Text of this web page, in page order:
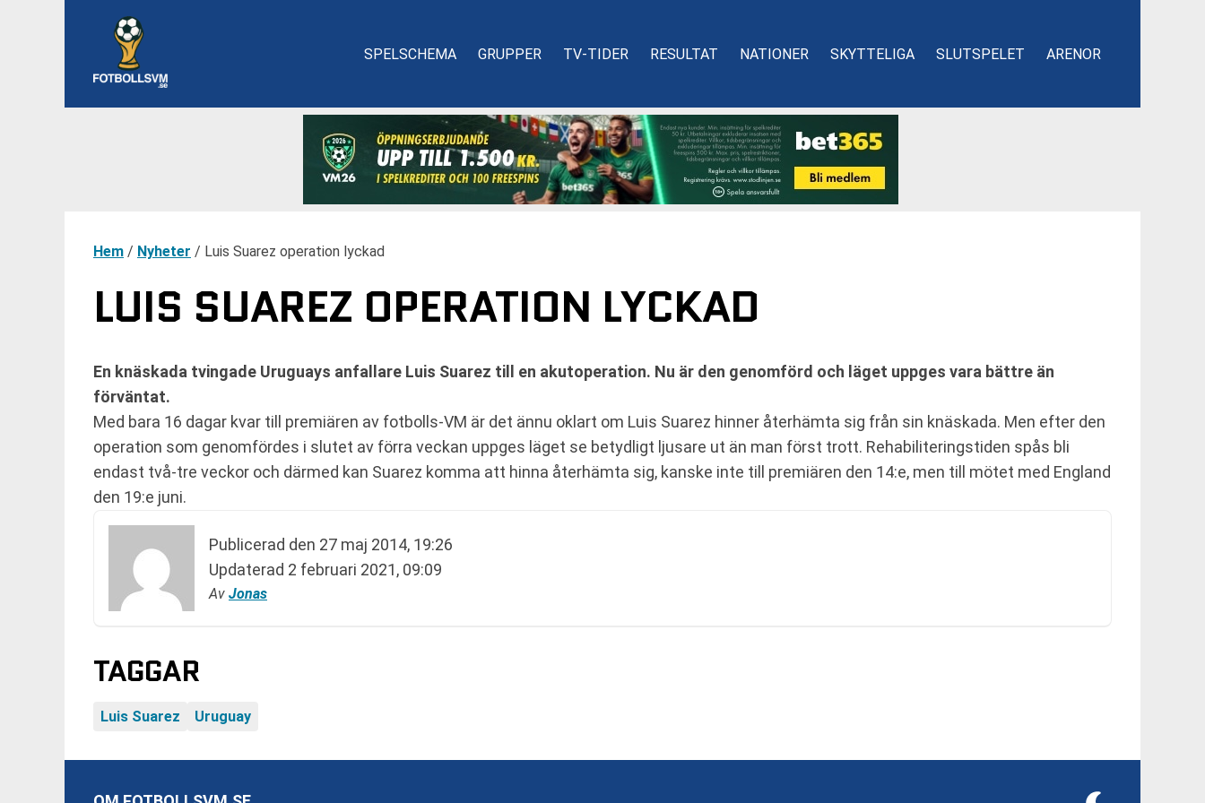
SPELSCHEMA GRUPPER TV-TIDER RESULTAT NATIONER SKYTTELIGA SLUTSPELET ARENOR
Hem / Nyheter / Luis Suarez operation lyckad
LUIS SUAREZ OPERATION LYCKAD
En knäskada tvingade Uruguays anfallare Luis Suarez till en akutoperation. Nu är den genomförd och läget uppges vara bättre än
förväntat.
Med bara 16 dagar kvar till premiären av fotbolls-VM är det ännu oklart om Luis Suarez hinner återhämta sig från sin knäskada. Men efter den
operation som genomfördes i slutet av förra veckan uppges läget se betydligt ljusare ut än man först trott. Rehabiliteringstiden spås bli
endast två-tre veckor och därmed kan Suarez komma att hinna återhämta sig, kanske inte till premiären den 14:e, men till mötet med England
den 19:e juni.
Publicerad den 27 maj 2014, 19:26
Updaterad 2 februari 2021, 09:09
Av Jonas
TAGGAR
Luis Suarez Uruguay